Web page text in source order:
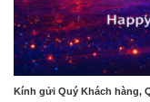
Kính gửi Quý Khách hàng,